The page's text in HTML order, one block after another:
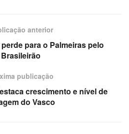
anterior
para o Palmeiras pelo
Brasileirão
publicação
crescimento e nível de
do Vasco